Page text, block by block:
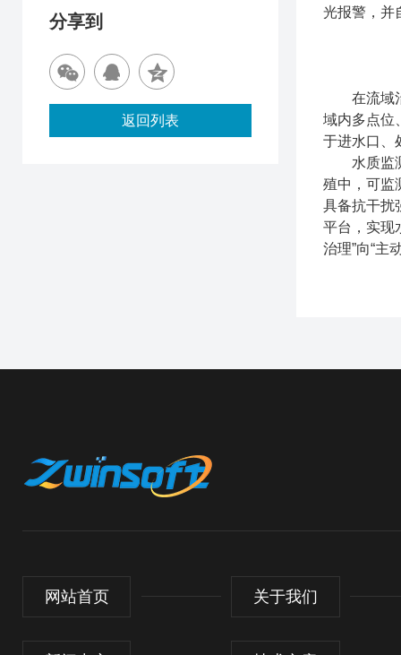
光报警，并
在流域治
域内多点位
于进水口、
水质监测
殖中，可监
具备抗干扰
平台，实现
治理”向“主
分享到
返回列表
网站首页 关于我们